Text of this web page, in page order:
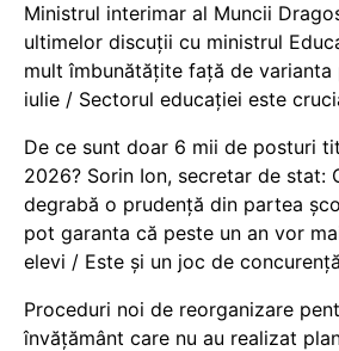
Ministrul interimar al Muncii
ultimelor discuții cu ministrul
mult îmbunătățite față de varianta
iulie / Sectorul educației este
De ce sunt doar 6 mii de posturi
2026? Sorin Ion, secretar de stat:
degrabă o prudență din partea
pot garanta că peste un an vor
elevi / Este și un joc de concurență
Proceduri noi de reorganizare
învățământ care nu au realizat